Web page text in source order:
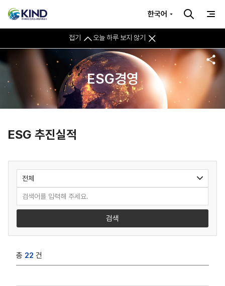
접기 오늘 하루 보지 않기
한국어
ESG경영
ESG 추진실적
검색
총 22 건